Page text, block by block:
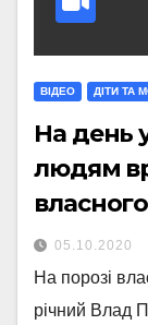
ВІДЕО ДІТИ ТА
На день
людям
05.10.2020
На порозі
річний Влад